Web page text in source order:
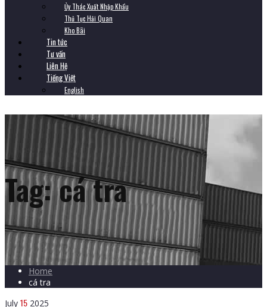
Ủy Thác Xuất Nhập Khẩu
Thủ Tục Hải Quan
Kho Bãi
Tin tức
Tư vấn
Liên Hệ
Tiếng Việt
English
Tag:cá tra
Home
cá tra
July 15 2025